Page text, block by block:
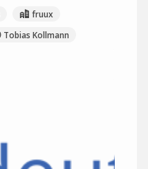
fruux
Tobias Kollmann